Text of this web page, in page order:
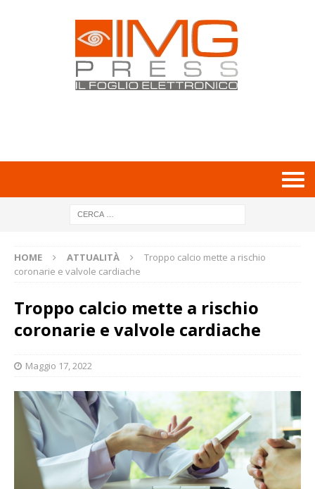
HOME ATTUALITÀ
Troppo calcio mette a rischio
coronarie e valvole cardiache
Troppo calcio mette a rischio
coronarie e valvole cardiache
Maggio 17, 2022